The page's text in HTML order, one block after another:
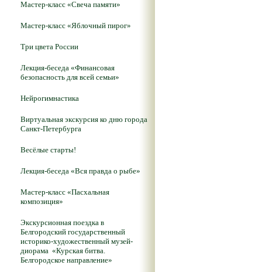
Мастер-класс «Свеча памяти»
Мастер-класс «Яблочный пирог»
Три цвета России
Лекция-беседа «Финансовая
безопасность для всей семьи»
Нейрогимнастика
Виртуальная экскурсия ко дню города
Санкт-Петербурга
Весёлые старты!
Лекция-беседа «Вся правда о рыбе»
Мастер-класс «Пасхальная
композиция»
Экскурсионная поездка в
Белгородский государственный
историко-художественный музей-
диорама «Курская битва.
Белгородское направление»